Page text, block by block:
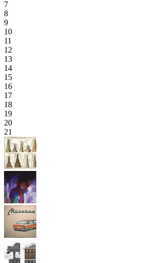
7
8
9
10
11
12
13
14
15
16
17
18
19
20
21